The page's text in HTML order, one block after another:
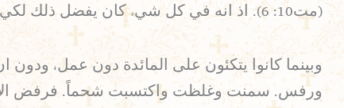
(مت10: 6). اذ انه في كل شيء كان يفضل ذلك لكي يبين لهم انهم يصيرون غرباء عن كل مغفرة اذا لم يؤمنوا.
وبينما كانوا يتكئون على المائدة دون عمل، ودون
ورفس. سمنت وغلظت واكتسبت شحماً. فرفض الاه